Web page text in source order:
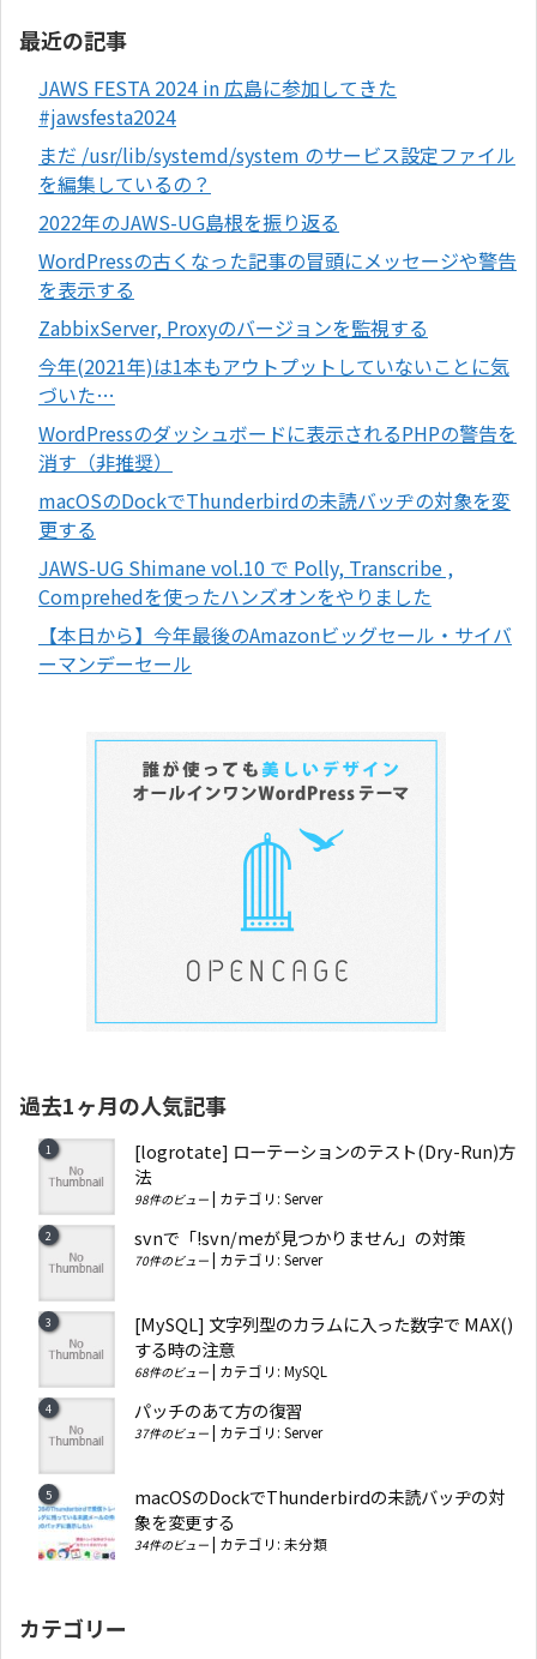
最近の記事
JAWS FESTA 2024 in 広島に参加してきた
#jawsfesta2024
まだ /usr/lib/systemd/system のサービス設定ファイル
を編集しているの？
2022年のJAWS-UG島根を振り返る
WordPressの古くなった記事の冒頭にメッセージや警告
を表示する
ZabbixServer, Proxyのバージョンを監視する
今年(2021年)は1本もアウトプットしていないことに気
づいた…
WordPressのダッシュボードに表示されるPHPの警告を
消す（非推奨）
macOSのDockでThunderbirdの未読バッヂの対象を変
更する
JAWS-UG Shimane vol.10 で Polly, Transcribe ,
Comprehedを使ったハンズオンをやりました
【本日から】今年最後のAmazonビッグセール・サイバ
ーマンデーセール
過去1ヶ月の人気記事
[logrotate] ローテーションのテスト(Dry-Run)方
法
98件のビュー カテゴリ: Server
svnで「!svn/meが見つかりません」の対策
70件のビュー カテゴリ: Server
[MySQL] 文字列型のカラムに入った数字で MAX()
する時の注意
68件のビュー カテゴリ: MySQL
パッチのあて方の復習
37件のビュー カテゴリ: Server
macOSのDockでThunderbirdの未読バッヂの対
象を変更する
34件のビュー カテゴリ: 未分類
カテゴリー